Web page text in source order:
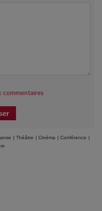
commentaires
| Théâtre | Cinéma | Conférence |